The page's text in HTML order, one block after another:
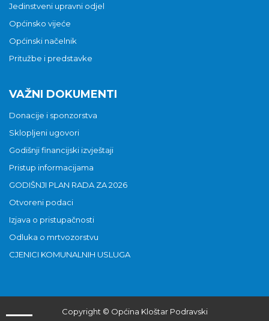
Jedinstveni upravni odjel
Općinsko vijeće
Općinski načelnik
Pritužbe i predstavke
VAŽNI DOKUMENTI
Donacije i sponzorstva
Sklopljeni ugovori
Godišnji financijski izvještaji
Pristup informacijama
GODIŠNJI PLAN RADA ZA 2026
Otvoreni podaci
Izjava o pristupačnosti
Odluka o mrtvozorstvu
CJENICI KOMUNALNIH USLUGA
Copyright © Općina Kloštar Podravski